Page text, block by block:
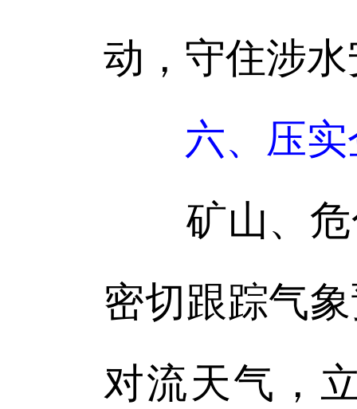
动，守住涉
六、压
矿山、危
密切跟踪气
对流天气，